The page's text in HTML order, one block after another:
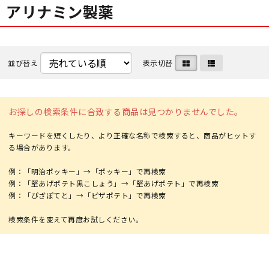
アリナミン製薬
並び替え 表示切替
お探しの検索条件に合致する商品は見つかりませんでした。
キーワードを短くしたり、より正確な名称で検索すると、商品がヒットす
る場合があります。
例：「明治ポッキー」→「ポッキー」で再検索
例：「堅あげポテト黒こしょう」→「堅あげポテト」で再検索
例：「ぴざぽてと」→「ピザポテト」で再検索